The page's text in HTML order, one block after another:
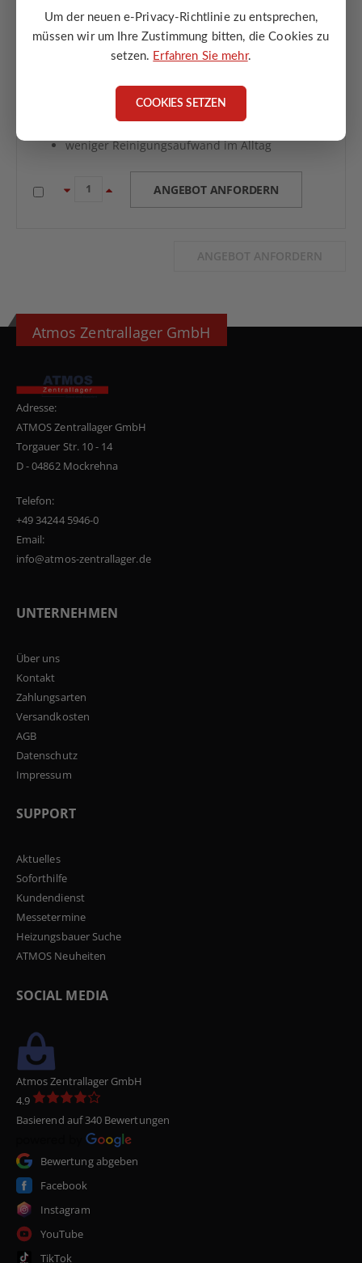
Um der neuen e-Privacy-Richtlinie zu entsprechen,
müssen wir um Ihre Zustimmung bitten, die Cookies zu
setzen. Erfahren Sie mehr.
COOKIES SETZEN
ATMOS Pressluftreinigung für A25 ohne Kompressor –
für Kessel ohne Gebläse
Automatische Brennerreinigung ohne eigenen
für ATMOS A25 Kessel ohne Gebläse
nutzt vorhandenen Kompressor
saubere Brennerschale nach jedem Ausbrand
weniger Reinigungsaufwand im Alltag
ANGEBOT ANFORDERN
ANGEBOT ANFORDERN
Atmos Zentrallager GmbH
Adresse:
ATMOS Zentrallager GmbH
Torgauer Str. 10 - 14
D - 04862 Mockrehna
Telefon:
+49 34244 5946-0
Email:
info@atmos-zentrallager.de
UNTERNEHMEN
Über uns
Kontakt
Zahlungsarten
Versandkosten
AGB
Datenschutz
Impressum
SUPPORT
Aktuelles
Soforthilfe
Kundendienst
Messetermine
Heizungsbauer Suche
ATMOS Neuheiten
SOCIAL MEDIA
Atmos Zentrallager GmbH
4.9
Basierend auf 340 Bewertungen
Bewertung abgeben
Facebook
Instagram
YouTube
TikTok